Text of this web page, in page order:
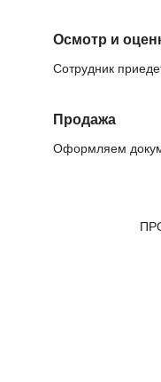
Осмотр и
Сотрудник
Продажа
Оформляем